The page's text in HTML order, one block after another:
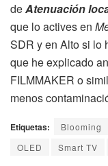
deAtenuación
que lo actives en
SDR y en Alto si lo
que he explicado
FILMMAKER o
menos
Etiquetas: Blooming
OLED
Smart TV